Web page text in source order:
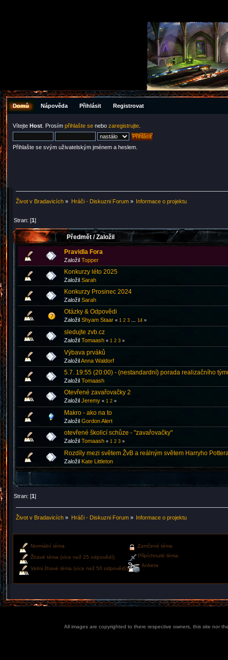
Domů Nápověda Přihlásit Registrovat
Vítejte Host . Prosím přihlašte se nebo zaregistrujte
Přihlašte se svým uživatelským jménem a heslem.
Život v Bradavicích » Hráči - Diskuzni Forum» Informace o projektu
Stran: [1]
Předmět /Založil
Pravidla Fora
Založil Topper
Konkurzy léto 2025
Založil Sarah
Konkurzy Prosinec 2024
Založil Sarah
Otázky & Odpovědi
Založil Shyam Staar « 1 2 3 14 »
sledujte zvb.cz
Založil Tomaash « 1 2 3 »
Výbava prváků
ZaložilAnna Waldorf
5.7. 19:55 (20:00) - (nestandardní) porada realizačního
Založil Tomaash
Otevřené zavařovačky 2
Založil Jeremy « 1 2 »
Makro - ako na to
Založil Gordon Alert
otevřené školicí schůze - "zavařovačky"
Založil Tomaash « 1 2 3 »
Rozdíly mezi světem ŽvB a reálným světem Harryho
Založil Kate Littleton
Stran: [1]
Život v Bradavicích » Hráči - Diskuzni Forum» Informace o projektu
Normální téma
Žhavé téma (více než 25 odpovědí)
Velmi žhavé téma (více než 50 odpovědí)
Zamčené téma
Připíchnuté téma
Anketa
All images are copyrighted to there respective owners, this site nor